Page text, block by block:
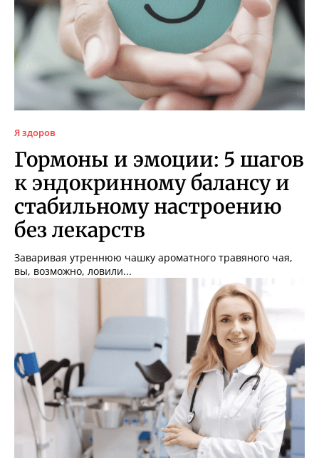
Я здоров
Гормоны и эмоции: 5 шагов
к эндокринному балансу и
стабильному настроению
без лекарств
Заваривая утреннюю чашку ароматного травяного чая,
вы, возможно, ловили...